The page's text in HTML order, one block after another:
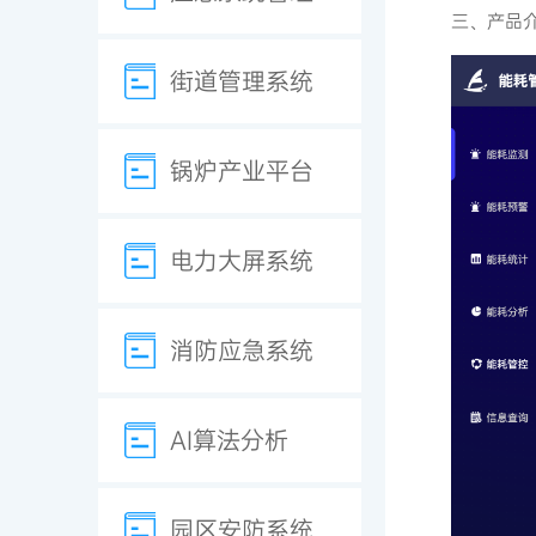
街道管理系统
锅炉产业平台
电力大屏系统
消防应急系统
AI算法分析
三、产品